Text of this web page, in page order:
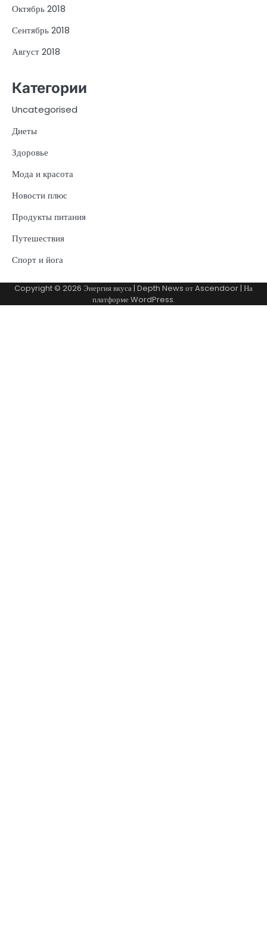
Октябрь 2018
Сентябрь 2018
Август 2018
Категории
Uncategorised
Диеты
Здоровье
Мода и красота
Новости плюс
Продукты питания
Путешествия
Спорт и йога
Copyright © 2026 Энергия вкуса | Depth News отAscendoor | На
платформеWordPress.